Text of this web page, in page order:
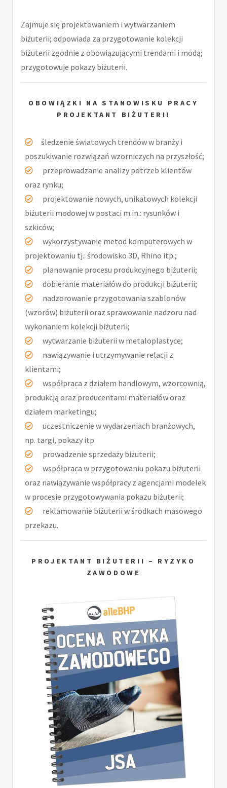
Zajmuje się projektowaniem i wytwarzaniem
biżuterii; odpowiada za przygotowanie kolekcji
biżuterii zgodnie z obowiązującymi trendami i modą;
przygotowuje pokazy biżuterii.
OBOWIĄZKI NA STANOWISKU PRACY
PROJEKTANT BIŻUTERII
śledzenie światowych trendów w branży i
poszukiwanie rozwiązań wzorniczych na przyszłość;
przeprowadzanie analizy potrzeb klientów
oraz rynku;
projektowanie nowych, unikatowych kolekcji
biżuterii modowej w postaci m.in.: rysunków i
szkiców;
wykorzystywanie metod komputerowych w
projektowaniu tj.: środowisko 3D, Rhino itp.;
planowanie procesu produkcyjnego biżuterii;
dobieranie materiałów do produkcji biżuterii;
nadzorowanie przygotowania szablonów
(wzorów) biżuterii oraz sprawowanie nadzoru nad
wykonaniem kolekcji biżuterii;
wytwarzanie biżuterii w metaloplastyce;
nawiązywanie i utrzymywanie relacji z
klientami;
współpraca z działem handlowym, wzorcownią,
produkcją oraz producentami materiałów oraz
działem marketingu;
uczestniczenie w wydarzeniach branżowych,
np. targi, pokazy itp.
prowadzenie sprzedaży biżuterii;
współpraca w przygotowaniu pokazu biżuterii
oraz nawiązywanie współpracy z agencjami modelek
w procesie przygotowywania pokazu biżuterii;
reklamowanie biżuterii w środkach masowego
przekazu.
PROJEKTANT BIŻUTERII – RYZYKO
ZAWODOWE